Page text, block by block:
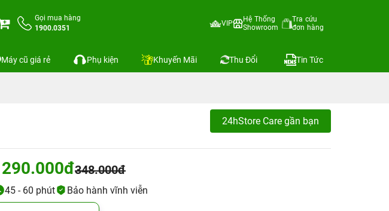
Gọi mua hàng
1900.0351
VIP
Hệ Thống
Showroom
Tra cứu
đơn hàng
Máy cũ giá rẻ Phụ kiện Khuyến Mãi Thu Đổi Tin Tức
24hStore Care gần bạn
290.000đ348.000đ
45 - 60 phút Bảo hành vĩnh viễn